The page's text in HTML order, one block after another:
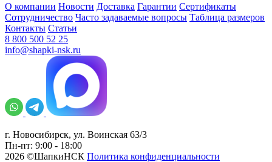
О компании Новости Доставка Гарантии Сертификаты
Сотрудничество Часто задаваемые вопросы Таблица размеров
Контакты Статьи
8 800 500 52 25
info@shapki-nsk.ru
г. Новосибирск, ул. Воинская 63/3
Пн-пт: 9:00 - 18:00
2026 ©ШапкиНСК Политика конфиденциальности